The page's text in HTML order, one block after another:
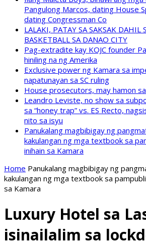
Pangulong Marcos, dating House
dating Congressman Co
LALAKI, PATAY SA SAKSAK DAHIL
BASKETBALL SA DANAO CITY
Pag-extradite kay KOJC founder
hiniling na ng Amerika
Exclusive power ng Kamara sa
napatunayan sa SC ruling
House prosecutors, may hamon
Leandro Leviste, no show sa
sa “honey trap” vs. ES Recto,
nito sa isyu
Panukalang magbibigay ng
kakulangan ng mga textbook sa
inihain sa Kamara
Home Panukalang magbibigay ng
kakulangan ng mga textbook sa
sa Kamara
Luxury Hotel sa
isinailalim sa